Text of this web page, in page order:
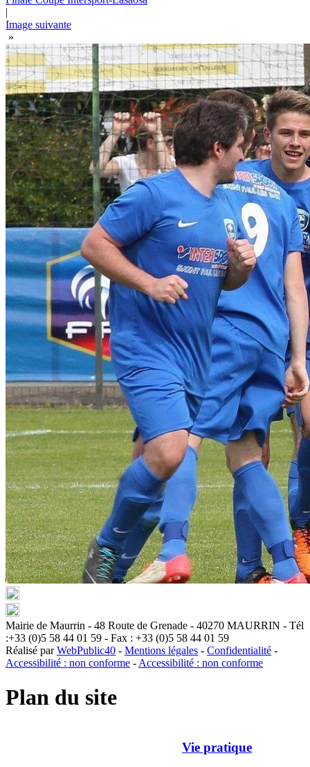
|
Image suivante
»
Mairie de Maurrin - 48 Route de Grenade - 40270 MAURRIN - Tél
:+33 (0)5 58 44 01 59 - Fax : +33 (0)5 58 44 01 59
Réalisé parWebPublic40 - Mentions légales - Confidentialité -
Accessibilité : non conforme -Accessibilité : non conforme
Plan du site
Vie pratique